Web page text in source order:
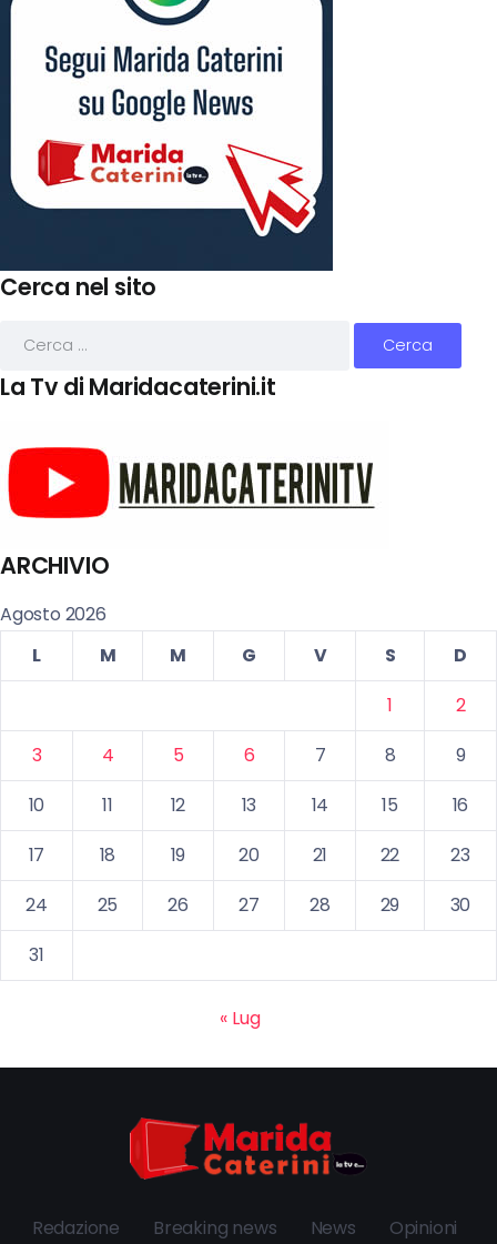
Cerca nel sito
La Tv di Maridacaterini.it
ARCHIVIO
Agosto 2026
L
M M G V S
D
1
2
3
4 5 6 7 8
9
10
11 12 13 14 15
16
17
18 19 20 21 22
23
24
25 26 27 28 29
30
31
« Lug
Redazione Breaking news News Opinioni